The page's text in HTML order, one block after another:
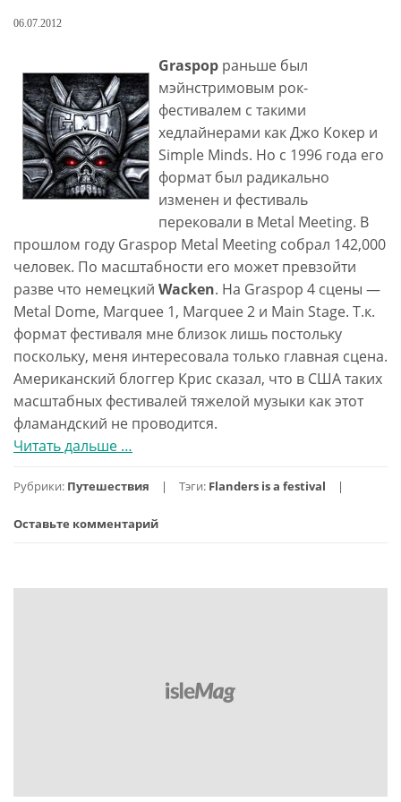
06.07.2012
Graspop раньше был
мэйнстримовым рок-
фестивалем с такими
хедлайнерами как Джо Кокер и
Simple Minds. Но с 1996 года его
формат был радикально
изменен и фестиваль
перековали в Metal Meeting. В
прошлом году Graspop Metal Meeting собрал 142,000
человек. По масштабности его может превзойти
разве что немецкий Wacken. На Graspop 4 сцены —
Metal Dome, Marquee 1, Marquee 2 и Main Stage. Т.к.
формат фестиваля мне близок лишь постольку
поскольку, меня интересовала только главная сцена.
Американский блоггер Крис сказал, что в США таких
масштабных фестивалей тяжелой музыки как этот
фламандский не проводится.
Читать дальше проФландрия,
2.
Metal
…
Рубрики: Путешествия Тэги: Flanders is a festival
Оставьте комментарий